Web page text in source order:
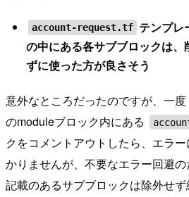
account-request.tf テンプレ
の中にある各サブブロックは
ずに使った方が良さそう
意外なところだったのですが、一度
のmoduleブロック内にある
クをコメントアウトしたら、エラ
かりませんが、不要なエラー回避
記載のあるサブブロックは除外せ